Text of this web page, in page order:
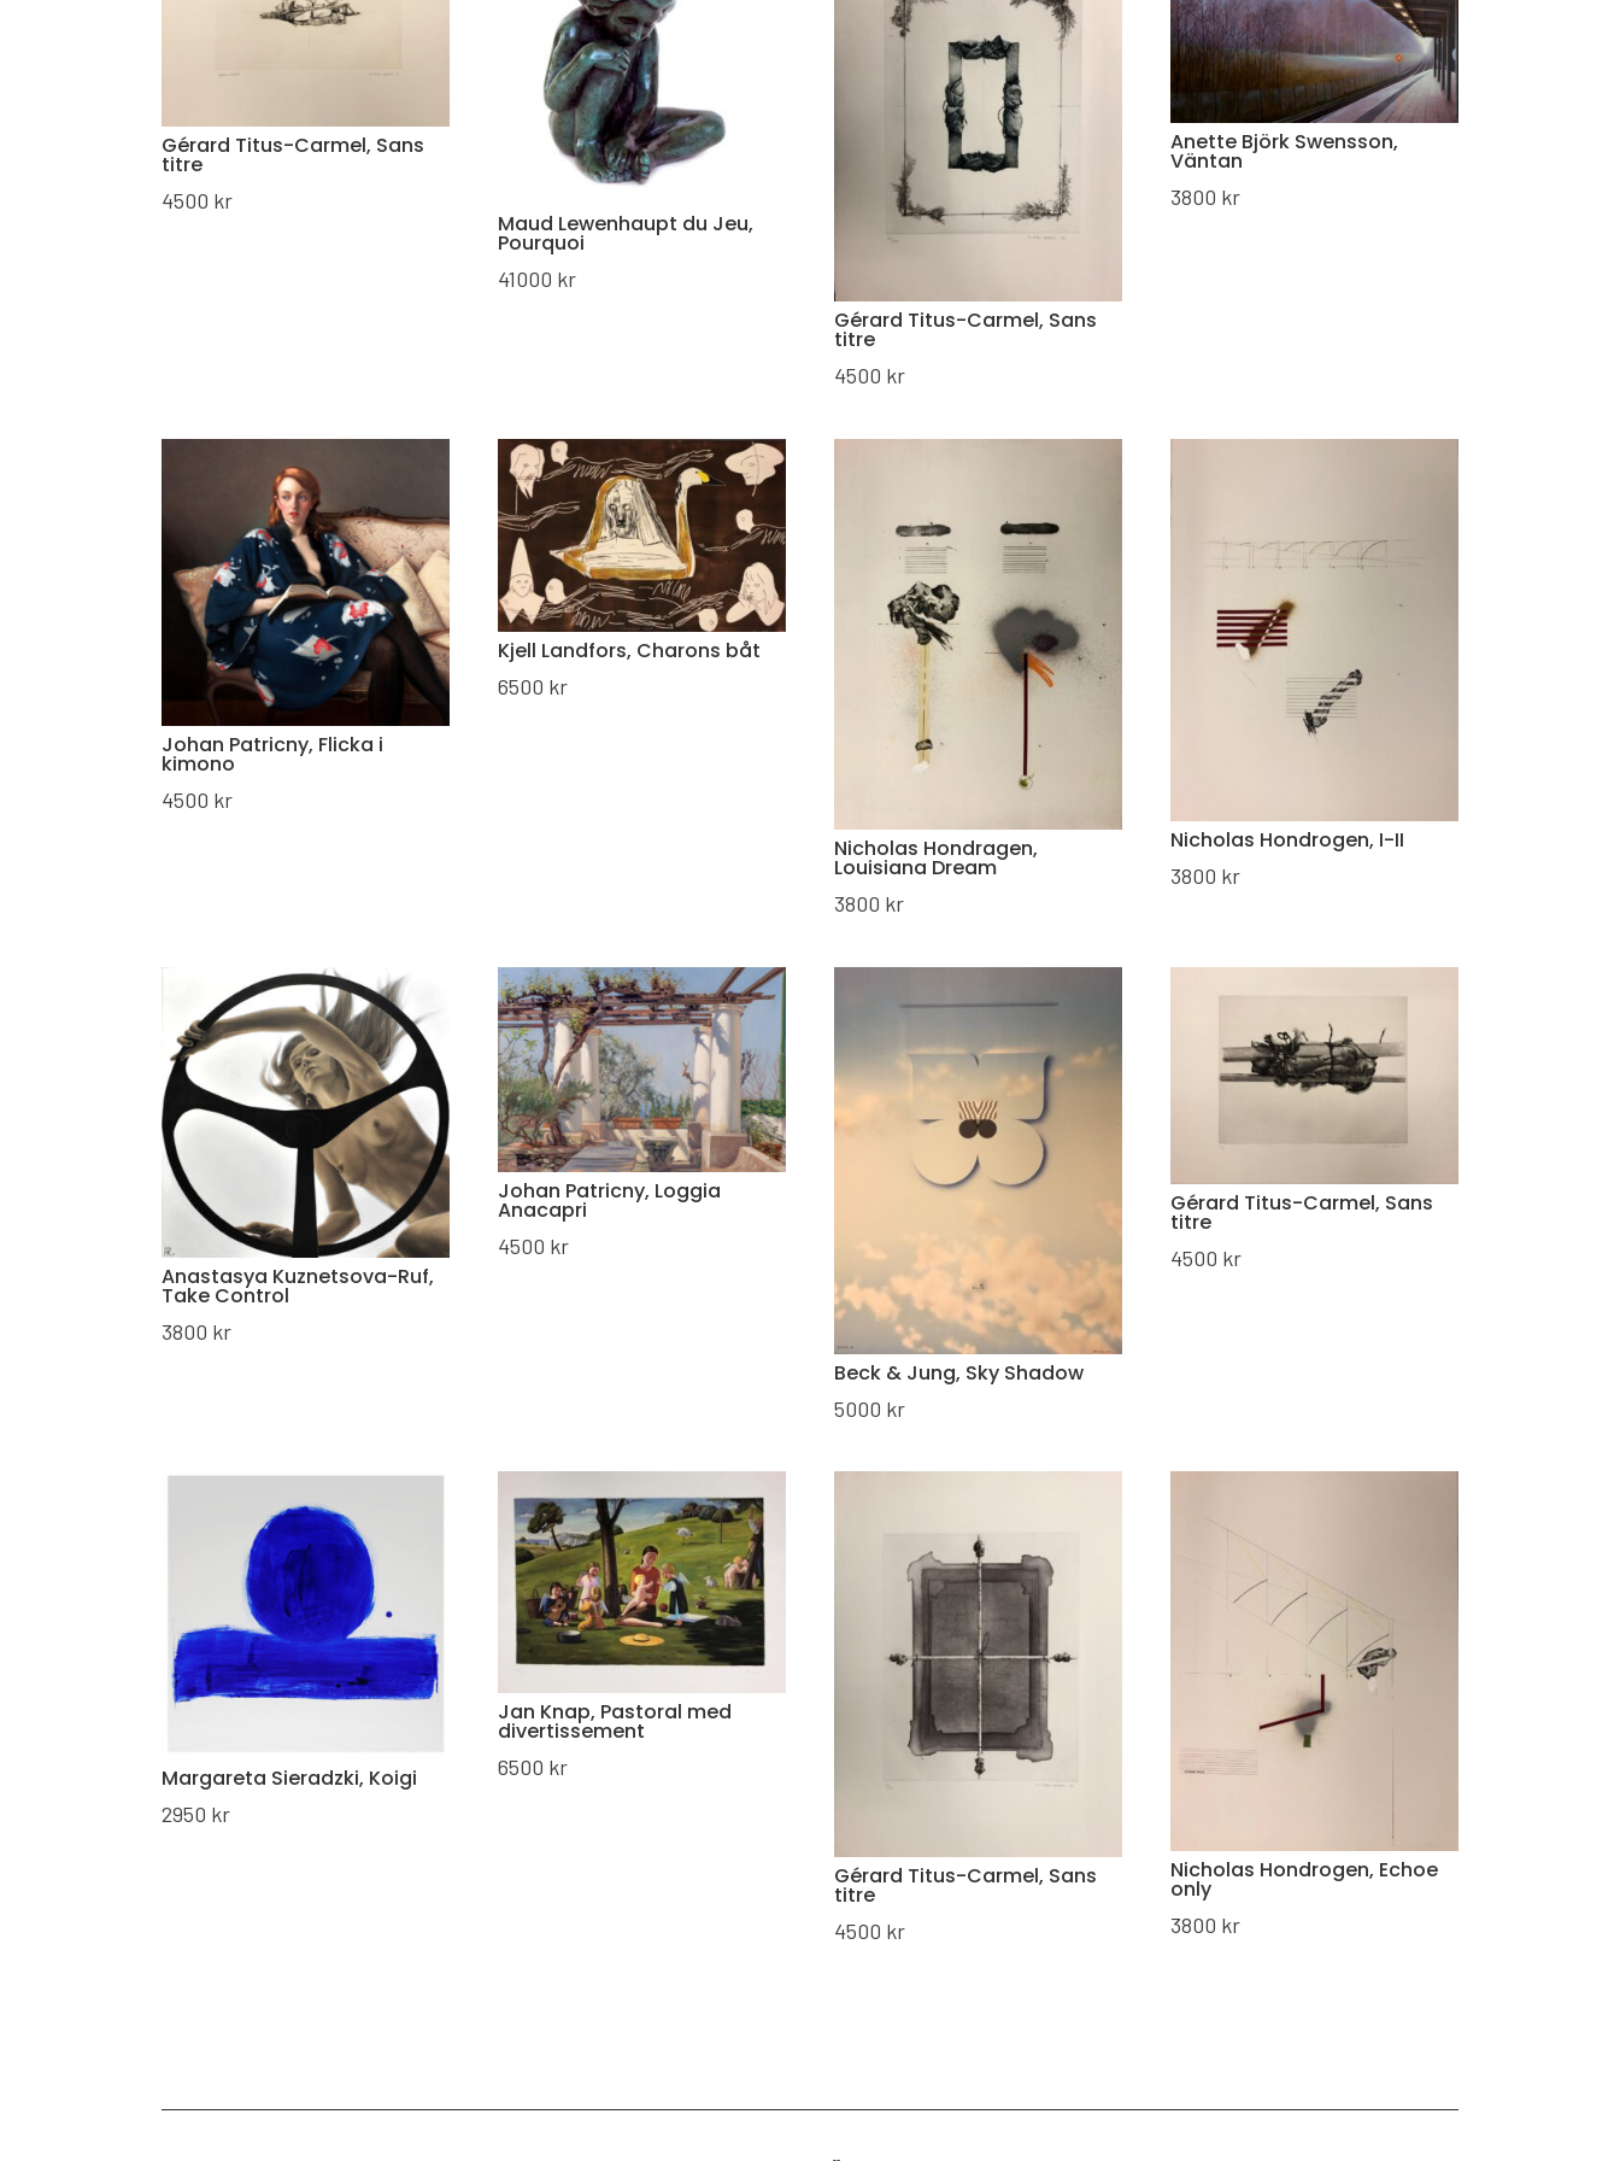
Gérard Titus-Carmel, Sans
titre
4500 kr
Maud Lewenhaupt du Jeu,
Pourquoi
41000 kr
Gérard Titus-Carmel, Sans
titre
4500 kr
Anette Björk Swensson,
Väntan
3800 kr
Johan Patricny, Flicka i
kimono
4500 kr
Kjell Landfors, Charons båt
6500 kr
Nicholas Hondragen,
Louisiana Dream
3800 kr
Nicholas Hondrogen, I-II
3800 kr
Anastasya Kuznetsova-Ruf,
Take Control
3800 kr
Johan Patricny, Loggia
Anacapri
4500 kr
Beck & Jung, Sky Shadow
5000 kr
Gérard Titus-Carmel, Sans
titre
4500 kr
Margareta Sieradzki, Koigi
2950 kr
Jan Knap, Pastoral med
divertissement
6500 kr
Gérard Titus-Carmel, Sans
titre
4500 kr
Nicholas Hondrogen, Echoe
only
3800 kr